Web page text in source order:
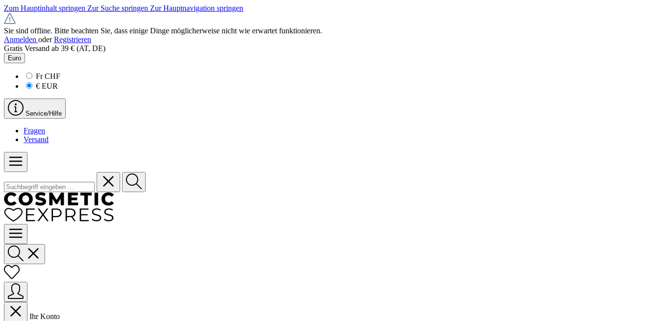
Zum Hauptinhalt springen Zur Suche springen Zur Hauptnavigation springen
Sie sind offline. Bitte beachten Sie, dass einige Dinge möglicherweise nicht wie erwartet funktionieren.
Anmelden oder Registrieren
Gratis Versand ab 39 € (AT, DE)
Euro
FrCHF
€ EUR
Service/Hilfe
Fragen
Versand
Ihr Konto